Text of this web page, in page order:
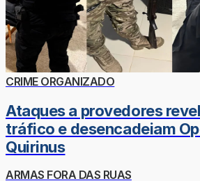
CRIME ORGANIZADO
Ataques a provedores
tráfico e desencadeiam
Quirinus
ARMAS FORA DAS RUAS